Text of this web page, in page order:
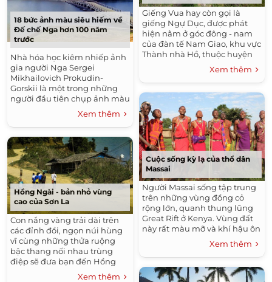
18 bức ảnh màu siêu hiếm về
Đế chế Nga hơn 100 năm
trước
Nhà hóa học kiêm nhiếp ảnh
gia người Nga Sergei
Mikhailovich Prokudin-
Gorskii là một trong những
người đầu tiên chụp ảnh màu
vào những năm đầu thế kỷ 20
tại Nga. Năm 1907, nhiếp ảnh
gia này đã quyết...
Xem thêm
Hồng Ngài - bản nhỏ vùng
cao của Sơn La
Con nắng vàng trải dài trên
các đỉnh đồi, ngọn núi hùng
vĩ cùng những thửa ruộng
bậc thang nối nhau trùng
điệp sẽ đưa bạn đến Hồng
Ngài, huyện Bắc Yên, Sơn La.
Xem thêm
Giếng Vua hay còn gọi là
giếng Ngự Dục, được phát
hiện nằm ở góc đông - nam
của đàn tế Nam Giao, khu vực
Thành nhà Hồ, thuộc huyện
Vĩnh Lộc, tỉnh Thanh Hóa.
Xem thêm
Cuộc sống kỳ lạ của thổ dân
Massai
Người Massai sống tập trung
trên những vùng đồng cỏ
rộng lớn, quanh thung lũng
Great Rift ở Kenya. Vùng đất
này rất màu mỡ và khí hậu ôn
hòa, cây cỏ phát triển, vì thế
muông thú cũng kéo đến
sinh...
Xem thêm